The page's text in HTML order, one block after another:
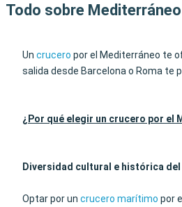
Todo sobre Mediterráneo
Un crucero por el Mediterráneo te
salida desde Barcelona o Roma te
¿Por qué elegir un crucero por el
Diversidad cultural e histórica
Optar por un crucero marítimo por